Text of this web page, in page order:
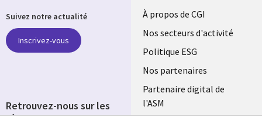
Useful
links
FRANCE
À propos de CGI
Nos secteurs d'activité
Politique ESG
Nos partenaires
Partenaire digital de
l'ASM
Suivez notre actualité
Inscrivez-vous
Retrouvez-nous sur les
réseaux